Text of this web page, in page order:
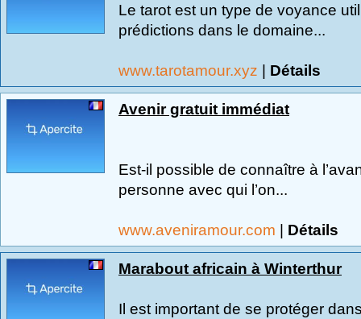
Le tarot est un type de voyance
prédictions dans le domaine...
www.tarotamour.xyz | Détails
Avenir gratuit immédiat
Est-il possible de connaître à
personne avec qui l’on...
www.aveniramour.com | Détails
Marabout africain à Winterthur
Il est important de se protéger